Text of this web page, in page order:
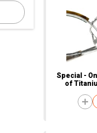
Special -
of